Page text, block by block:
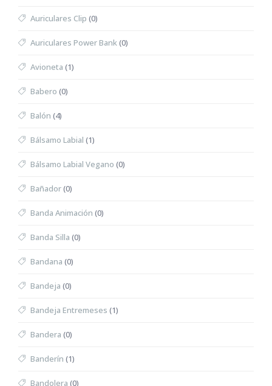
Auriculares Clip (0)
Auriculares Power Bank(0)
Avioneta (1)
Babero (0)
Balón (4)
Bálsamo Labial (1)
Bálsamo Labial Vegano (0)
Bañador(0)
Banda Animación (0)
Banda Silla (0)
Bandana (0)
Bandeja (0)
Bandeja Entremeses (1)
Bandera (0)
Banderín (1)
Bandolera (0)